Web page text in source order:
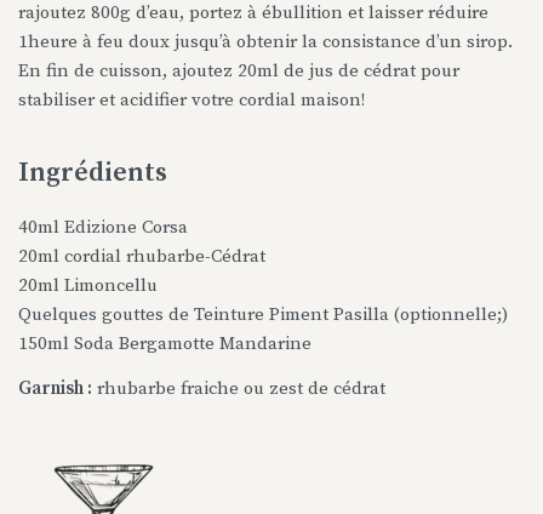
rajoutez 800g d’eau, portez à ébullition et laisser réduire
1heure à feu doux jusqu’à obtenir la consistance d’un sirop.
En fin de cuisson, ajoutez 20ml de jus de cédrat pour
stabiliser et acidifier votre cordial maison!
Ingrédients
40ml Edizione Corsa
20ml cordial rhubarbe-Cédrat
20ml Limoncellu
Quelques gouttes de Teinture Piment Pasilla (optionnelle;)
150ml Soda Bergamotte Mandarine
Garnish : rhubarbe fraiche ou zest de cédrat